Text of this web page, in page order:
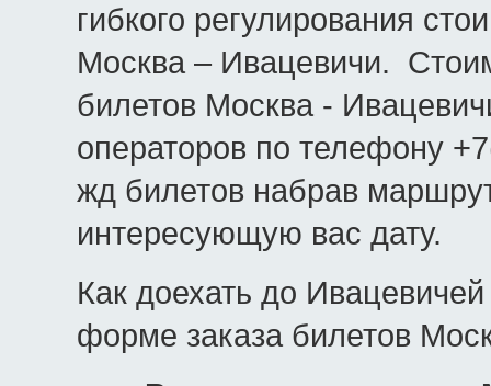
гибкого регулирования
Москва – Ивацевичи.
билетов Москва -
операторов по телефону
жд билетов набрав
интересующую вас дату.
Как доехать до
форме заказа билетов